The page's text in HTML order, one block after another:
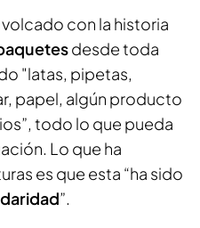
con la historia
desde toda
"latas, pipetas,
papel, algún producto
todo lo que pueda
Lo que ha
es que esta “ha sido
”.